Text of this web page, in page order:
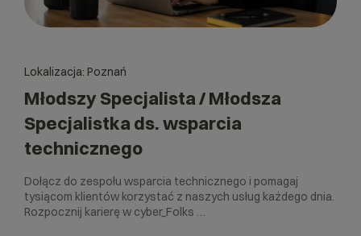
Lokalizacja: Poznań
Młodszy Specjalista / Młodsza
Specjalistka ds. wsparcia
technicznego
Dołącz do zespołu wsparcia technicznego i pomagaj
tysiącom klientów korzystać z naszych usług każdego dnia.
Rozpocznij karierę w cyber_Folks …